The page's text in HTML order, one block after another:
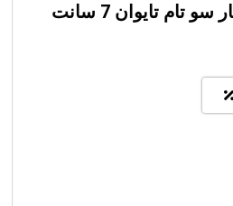
نوک پیچگوشتی چهار سو تام تایوان 7 سانت